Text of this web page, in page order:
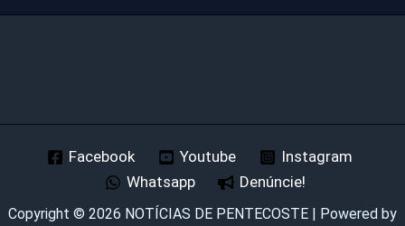
Facebook Youtube
Instagram
Whatsapp
Denúncie!
Copyright © 2026 NOTÍCIAS DE PENTECOSTE | Powered by